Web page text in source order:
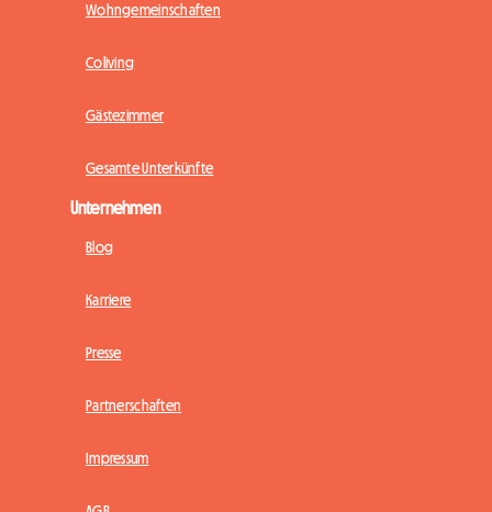
Wohngemeinschaften
Coliving
Gästezimmer
Gesamte Unterkünfte
Unternehmen
Blog
Karriere
Presse
Partnerschaften
Impressum